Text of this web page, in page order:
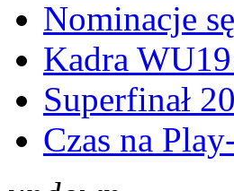
Nominacje
Kadra
Superfinał
Czas na